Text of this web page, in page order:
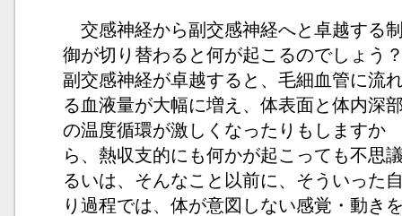
交感神経から副交感神経へと卓越する
御が切り替わると何が起こるのでしょう
副交感神経が卓越すると、毛細血管に流
る血液量が大幅に増え、体表面と体内深
の温度循環が激しくなったりもしますか
ら、熱収支的にも何かが起こっても不思
るいは、そんなこと以前に、そういった
り過程では、体が意図しない感覚・動き